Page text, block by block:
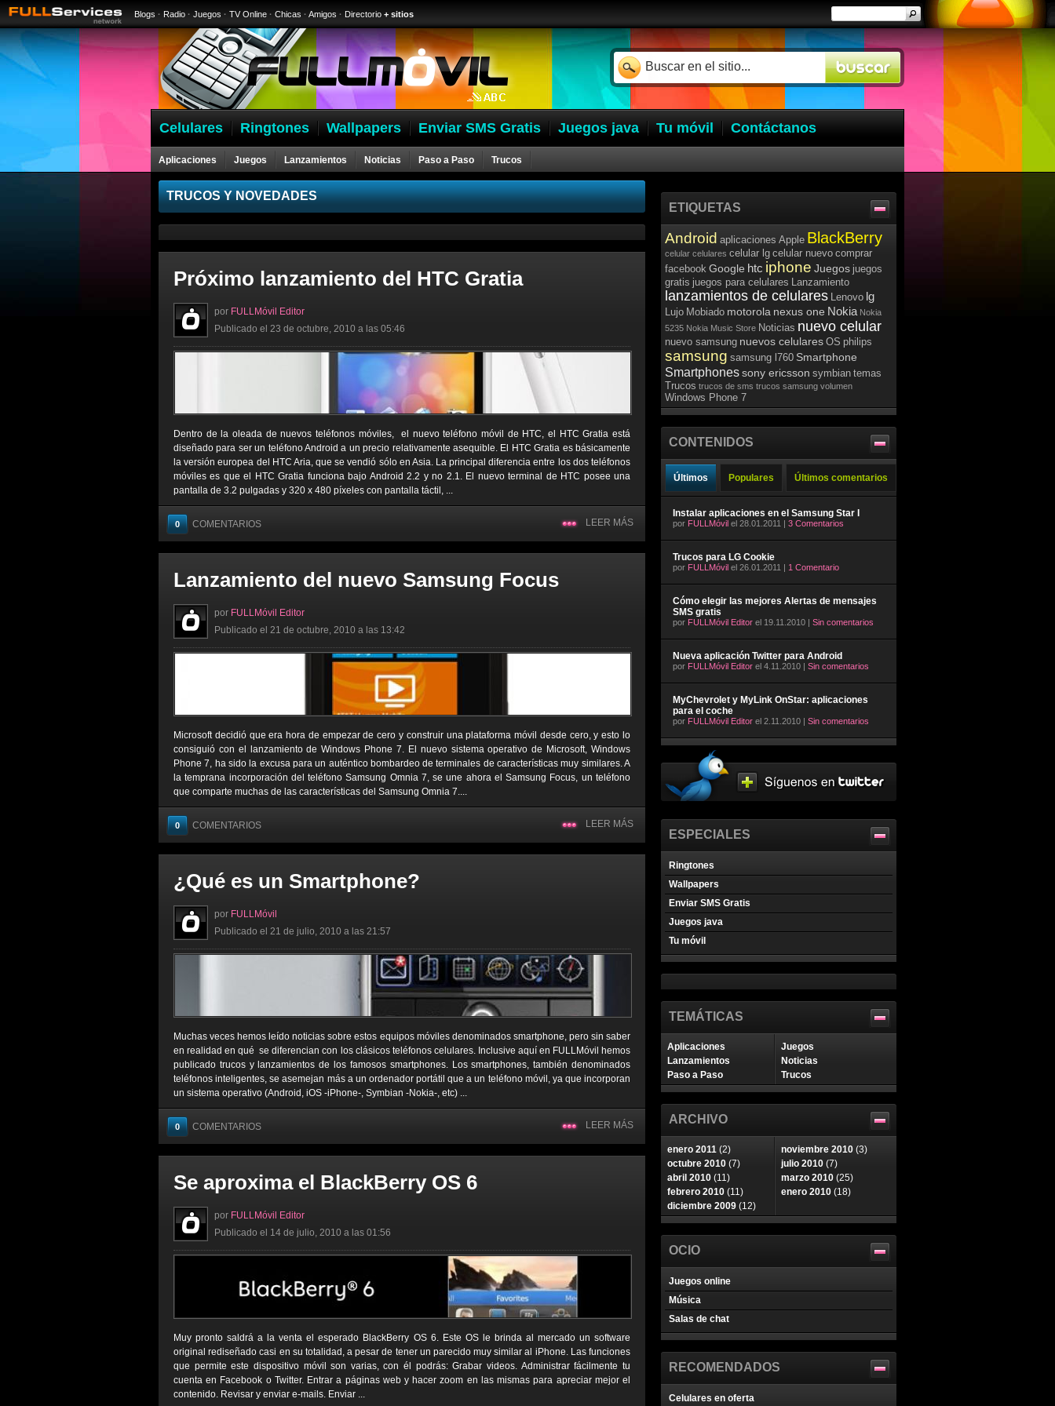
Blogs · Radio · Juegos · TV Online · Chicas · Amigos · Directorio + sitios
Celulares Ringtones Wallpapers Enviar SMS Gratis Juegos java Tu móvil Contáctanos
Aplicaciones Juegos Lanzamientos Noticias Paso a Paso Trucos
Celulares
TRUCOS Y NOVEDADES
Próximo lanzamiento del HTC Gratia
por FULLMóvil Editor
Publicado el 23 de octubre, 2010 a las 05:46
Dentro de la oleada de nuevos teléfonos móviles, el nuevo teléfono móvil de HTC, el HTC Gratia está
diseñado para ser un teléfono Android a un precio relativamente asequible. El HTC Gratia es básicamente
la versión europea del HTC Aria, que se vendió sólo en Asia. La principal diferencia entre los dos teléfonos
móviles es que el HTC Gratia funciona bajo Android 2.2 y no 2.1. El nuevo terminal de HTC posee una
pantalla de 3.2 pulgadas y 320 x 480 píxeles con pantalla táctil, ...
0 COMENTARIOS LEER MÁS
Lanzamiento del nuevo Samsung Focus
por FULLMóvil Editor
Publicado el 21 de octubre, 2010 a las 13:42
Microsoft decidió que era hora de empezar de cero y construir una plataforma móvil desde cero, y esto lo
consiguió con el lanzamiento de Windows Phone 7. El nuevo sistema operativo de Microsoft, Windows
Phone 7, ha sido la excusa para un auténtico bombardeo de terminales de características muy similares. A
la temprana incorporación del teléfono Samsung Omnia 7, se une ahora el Samsung Focus, un teléfono
que comparte muchas de las características del Samsung Omnia 7....
0 COMENTARIOS LEER MÁS
¿Qué es un Smartphone?
por FULLMóvil
Publicado el 21 de julio, 2010 a las 21:57
Muchas veces hemos leído noticias sobre estos equipos móviles denominados smartphone, pero sin saber
en realidad en qué se diferencian con los clásicos teléfonos celulares. Inclusive aquí en FULLMóvil hemos
publicado trucos y lanzamientos de los famosos smartphones. Los smartphones, también denominados
teléfonos inteligentes, se asemejan más a un ordenador portátil que a un teléfono móvil, ya que incorporan
un sistema operativo (Android, iOS -iPhone-, Symbian -Nokia-, etc) ...
0 COMENTARIOS LEER MÁS
Se aproxima el BlackBerry OS 6
por FULLMóvil Editor
Publicado el 14 de julio, 2010 a las 01:56
Muy pronto saldrá a la venta el esperado BlackBerry OS 6. Este OS le brinda al mercado un software
original rediseñado casi en su totalidad, a pesar de tener un parecido muy similar al iPhone. Las funciones
que permite este dispositivo móvil son varias, con él podrás: Grabar videos. Administrar fácilmente tu
cuenta en Facebook o Twitter. Entrar a páginas web y hacer zoom en las mismas para apreciar mejor el
contenido. Revisar y enviar e-mails. Enviar ...
ETIQUETAS
Android aplicaciones Apple BlackBerry
celular celulares celular lg celular nuevo comprar
facebook Google htc iphone Juegos juegos
gratis juegos para celulares Lanzamiento
lanzamientos de celulares Lenovo lg
Lujo Mobiado motorola nexus one Nokia Nokia
5235 Nokia Music Store Noticias nuevo celular
nuevo samsung nuevos celulares OS philips
samsung samsung l760 Smartphone
Smartphonessony ericsson symbian temas
Trucos trucos de sms trucos samsung volumen
Windows Phone 7
CONTENIDOS
Últimos Populares Últimos comentarios
Instalar aplicaciones en el Samsung Star I
por FULLMóvil el 28.01.2011 | 3 Comentarios
Trucos para LG Cookie
por FULLMóvil el 26.01.2011 | 1 Comentario
Cómo elegir las mejores Alertas de mensajes
SMS gratis
por FULLMóvil Editor el 19.11.2010 | Sin comentarios
Nueva aplicación Twitter para Android
por FULLMóvil Editor el 4.11.2010 | Sin comentarios
MyChevrolet y MyLink OnStar: aplicaciones
para el coche
por FULLMóvil Editor el 2.11.2010 | Sin comentarios
ESPECIALES
Ringtones
Wallpapers
Enviar SMS Gratis
Juegos java
Tu móvil
TEMÁTICAS
Aplicaciones
Juegos
Lanzamientos
Noticias
Paso a Paso
Trucos
ARCHIVO
enero 2011 (2) noviembre 2010 (3)
octubre 2010 (7) julio 2010 (7)
abril 2010 (11) marzo 2010 (25)
febrero 2010 (11) enero 2010 (18)
diciembre 2009 (12)
OCIO
Juegos online
Música
Salas de chat
RECOMENDADOS
Celulares en oferta